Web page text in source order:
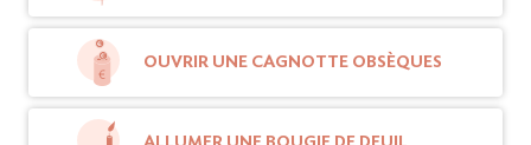
OUVRIR UNE CAGNOTTE OBSÈQUES